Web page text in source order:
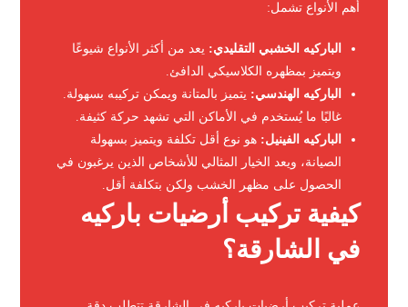
أهم الأنواع تشمل:
الباركيه الخشبي التقليدي: يعد من أكثر الأنواع شيوعًا
ويتميز بمظهره الكلاسيكي الدافئ.
الباركيه الهندسي: يتميز بالمتانة ويمكن تركيبه بسهولة.
غالبًا ما يُستخدم في الأماكن التي تشهد حركة كثيفة.
الباركيه الفينيل: هو نوع أقل تكلفة ويتميز بسهولة
الصيانة، ويعد الخيار المثالي للأشخاص الذين يرغبون في
الحصول على مظهر الخشب ولكن بتكلفة أقل.
كيفية تركيب أرضيات باركيه
في الشارقة؟